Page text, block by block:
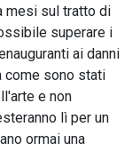
mesi sul tratto di
superare i
ai danni
come sono stati
e non
lì per un
ormai una